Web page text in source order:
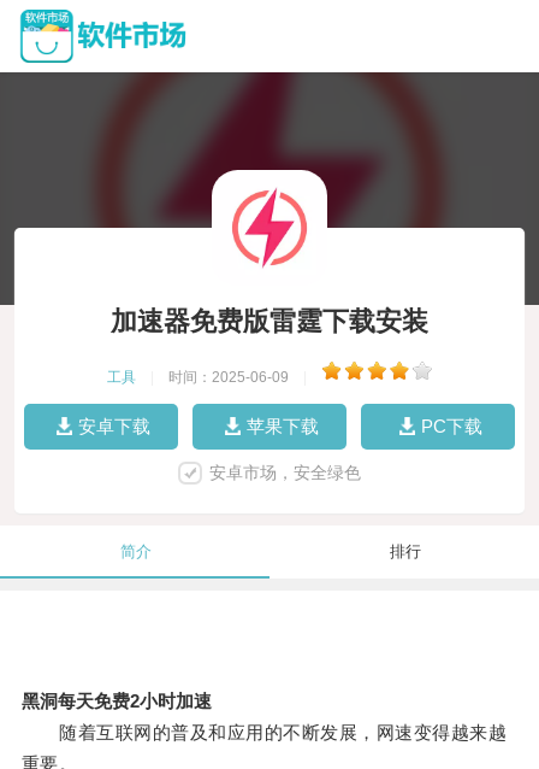
加速器免费版雷霆下载安装
工具 时间：2025-06-09
安卓下载 苹果下载 PC下载
安卓市场，安全绿色
简介 排行
黑洞每天免费2小时加速
随着互联网的普及和应用的不断发展，网速变得越来越
重要。